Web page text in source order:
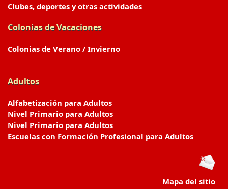
Clubes, deportes y otras actividades
Colonias de Vacaciones
Colonias de Verano / Invierno
Adultos
Alfabetización para Adultos
Nivel Primario para Adultos
Nivel Primario para Adultos
Escuelas con Formación Profesional para Adultos
Mapa del sitio